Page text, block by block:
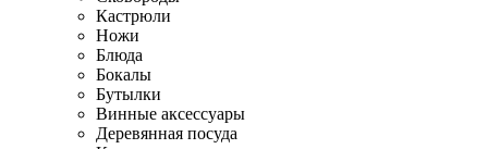
Кастрюли
Ножи
Блюда
Бокалы
Бутылки
Винные аксессуары
Деревянная посуда